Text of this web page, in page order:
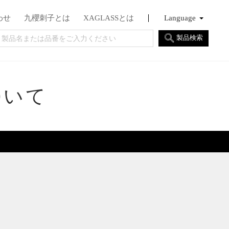
せ 九櫻刺子とは XAGLASSとは Language
English
Français
日本語製品検索
て